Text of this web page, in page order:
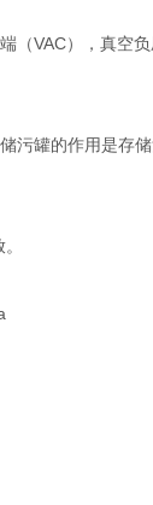
（VAC），真空
污罐的作用是存